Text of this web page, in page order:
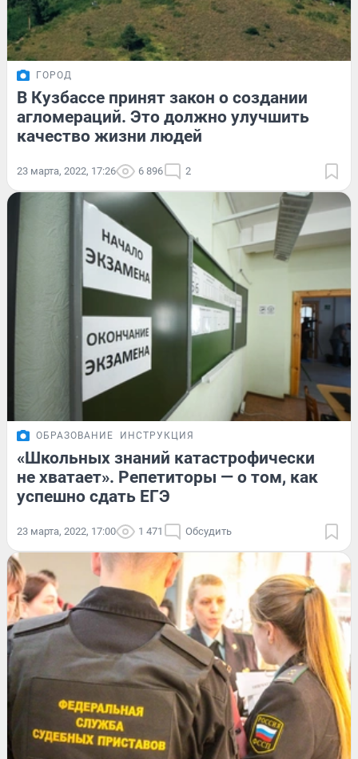
ГОРОД
В Кузбассе принят закон о создании
агломераций. Это должно улучшить
качество жизни людей
23 марта, 2022, 17:26 6 896 2
ОБРАЗОВАНИЕ ИНСТРУКЦИЯ
«Школьных знаний катастрофически
не хватает». Репетиторы — о том, как
успешно сдать ЕГЭ
23 марта, 2022, 17:00 1 471 Обсудить